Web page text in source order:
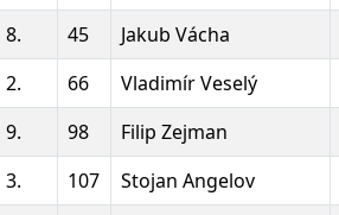
8. 45 Jakub Vácha
2. 66 Vladimír Veselý
9. 98 Filip Zejman
3. 107 Stojan Angelov